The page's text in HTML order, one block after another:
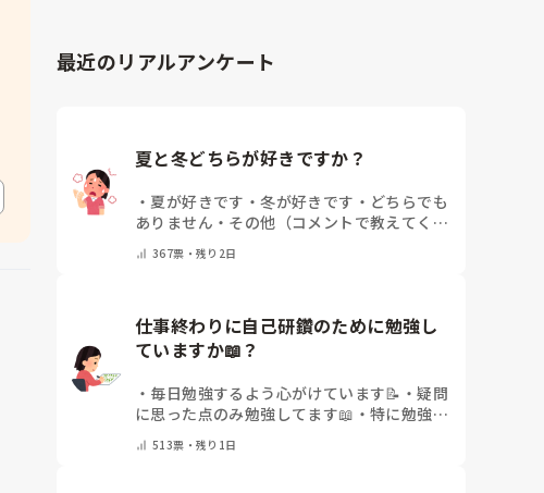
最近のリアルアンケート
夏と冬どちらが好きですか？
・ 夏が好きです ・冬が好きです ・ どちらでも
ありません ・ その他（コメントで教えてくだ
367票・残り2日
仕事終わりに自己研鑽のために勉強し
ていますか📖？
・ 毎日勉強するよう心がけています📝 ・疑問
に思った点のみ勉強してます📖 ・ 特に勉強し
さい）
513票・残り1日